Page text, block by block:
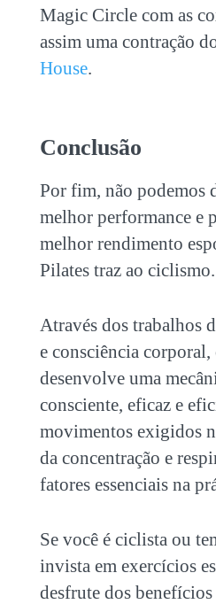
Magic Circle com as
assim uma contração
House.
Conclusão
Por fim, não podemos
melhor performance e
melhor rendimento
Pilates traz ao ciclismo.
Através dos trabalhos
e consciência
desenvolve uma
consciente, eficaz e
movimentos exigidos
da concentração e
fatores essenciais na
Se você é ciclista ou
invista em exercícios
desfrute dos